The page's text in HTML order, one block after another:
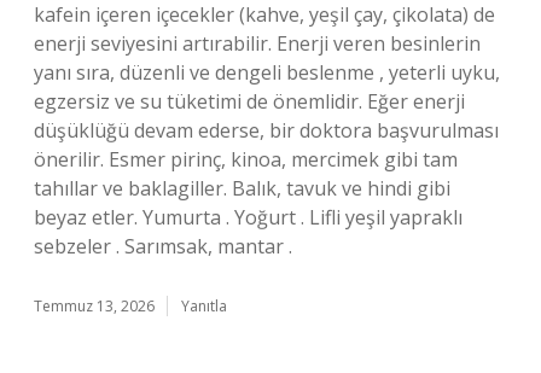
kafein içeren içecekler (kahve, yeşil çay, çikolata) de
enerji seviyesini artırabilir. Enerji veren besinlerin
yanı sıra, düzenli ve dengeli beslenme , yeterli uyku,
egzersiz ve su tüketimi de önemlidir. Eğer enerji
düşüklüğü devam ederse, bir doktora başvurulması
önerilir. Esmer pirinç, kinoa, mercimek gibi tam
tahıllar ve baklagiller. Balık, tavuk ve hindi gibi
beyaz etler. Yumurta . Yoğurt . Lifli yeşil yapraklı
sebzeler . Sarımsak, mantar .
Temmuz 13, 2026 Yanıtla